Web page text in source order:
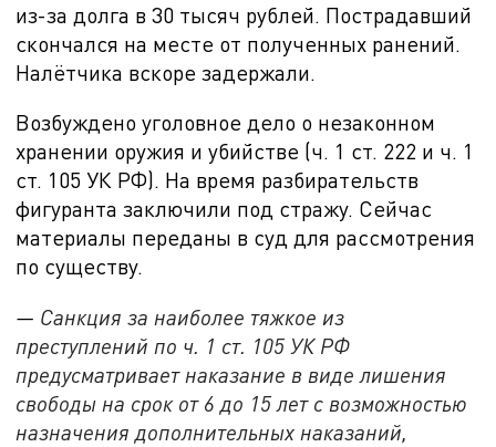
из-за долга в 30 тысяч рублей. Пострадавший
скончался на месте от полученных ранений.
Налётчика вскоре задержали.
Возбуждено уголовное дело о незаконном
хранении оружия и убийстве (ч. 1 ст. 222 и ч. 1
ст. 105 УК РФ). На время разбирательств
фигуранта заключили под стражу. Сейчас
материалы переданы в суд для рассмотрения
по существу.
— Санкция за наиболее тяжкое из
преступлений по ч. 1 ст. 105 УК РФ
предусматривает наказание в виде лишения
свободы на срок от 6 до 15 лет с возможностью
назначения дополнительных наказаний,